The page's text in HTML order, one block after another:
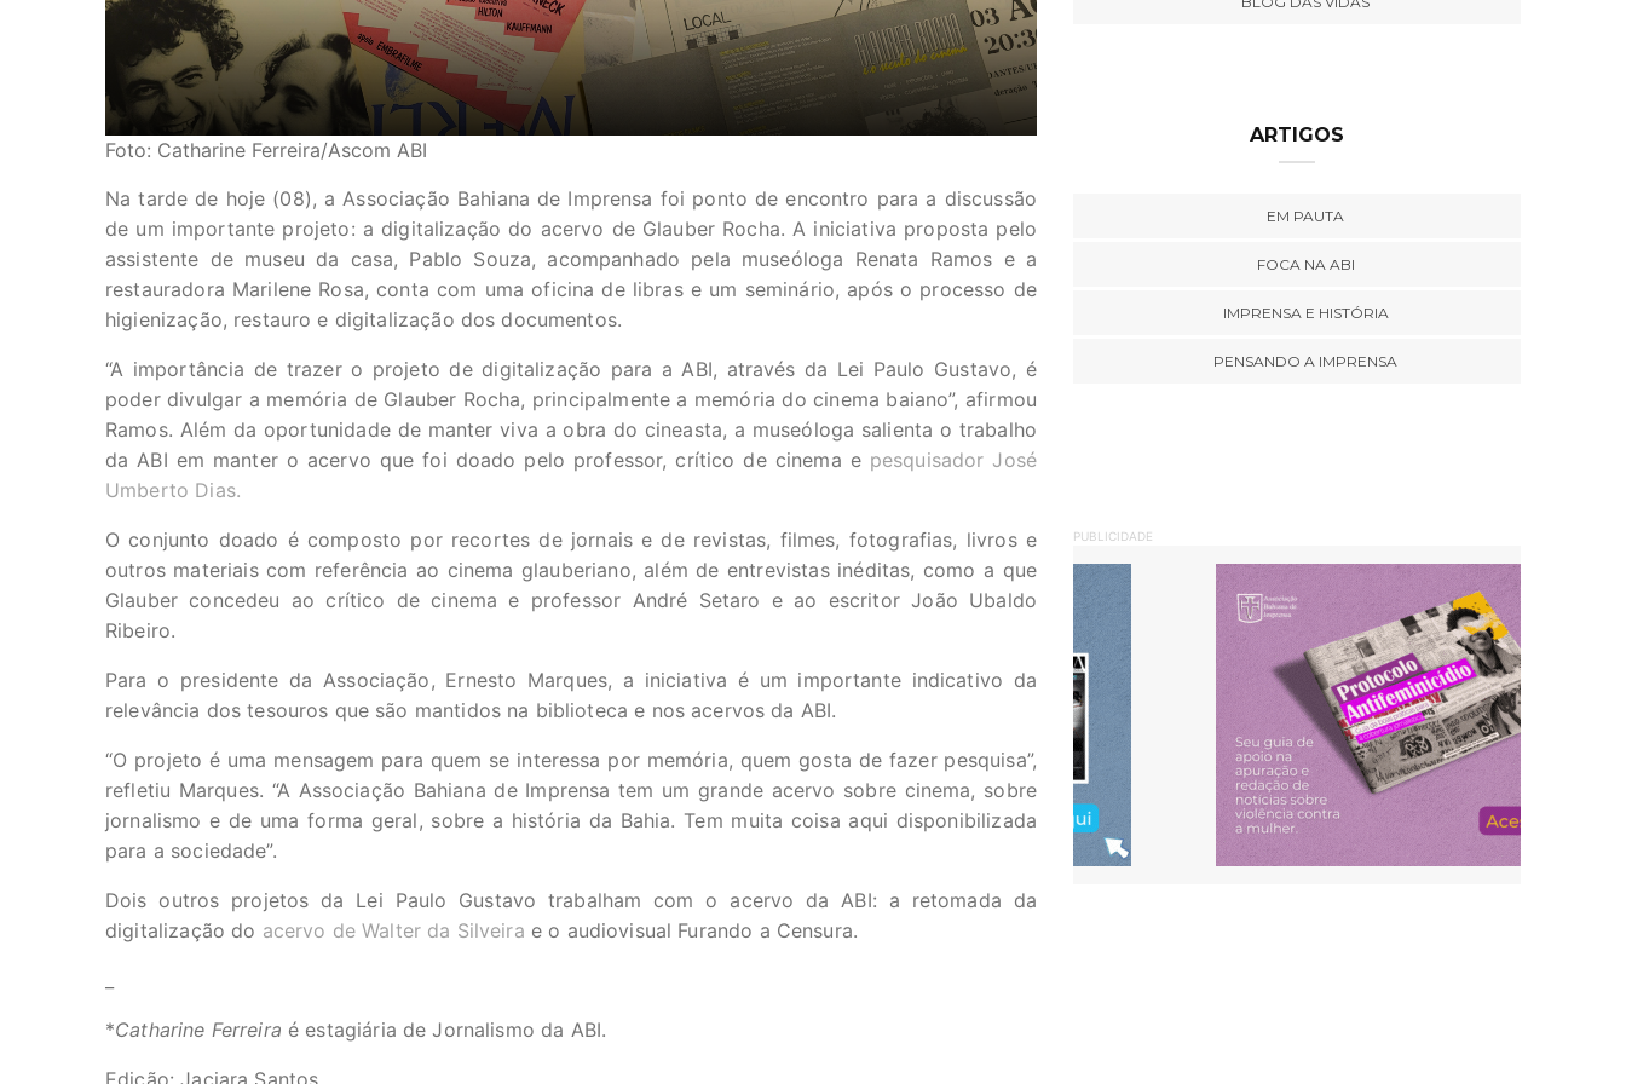
Foto: Catharine Ferreira/Ascom ABI
Na tarde de hoje (08), a Associação Bahiana de Imprensa foi ponto de encontro para a discussão
de um importante projeto: a digitalização do acervo de Glauber Rocha. A iniciativa proposta pelo
assistente de museu da casa, Pablo Souza, acompanhado pela museóloga Renata Ramos e a
restauradora Marilene Rosa, conta com uma oficina de libras e um seminário, após o processo de
higienização, restauro e digitalização dos documentos.
“A importância de trazer o projeto de digitalização para a ABI, através da Lei Paulo Gustavo, é
poder divulgar a memória de Glauber Rocha, principalmente a memória do cinema baiano”, afirmou
Ramos. Além da oportunidade de manter viva a obra do cineasta, a museóloga salienta o trabalho
da ABI em manter o acervo que foi doado pelo professor, crítico de cinema e pesquisador José
Umberto Dias.
O conjunto doado é composto por recortes de jornais e de revistas, filmes, fotografias, livros e
outros materiais com referência ao cinema glauberiano, além de entrevistas inéditas, como a que
Glauber concedeu ao crítico de cinema e professor André Setaro e ao escritor João Ubaldo
Ribeiro.
Para o presidente da Associação, Ernesto Marques, a iniciativa é um importante indicativo da
relevância dos tesouros que são mantidos na biblioteca e nos acervos da ABI.
“O projeto é uma mensagem para quem se interessa por memória, quem gosta de fazer pesquisa”,
refletiu Marques. “A Associação Bahiana de Imprensa tem um grande acervo sobre cinema, sobre
jornalismo e de uma forma geral, sobre a história da Bahia. Tem muita coisa aqui disponibilizada
para a sociedade”.
Dois outros projetos da Lei Paulo Gustavo trabalham com o acervo da ABI: a retomada da
digitalização do acervo de Walter da Silveira e o audiovisual Furando a Censura.
*Catharine Ferreira é estagiária de Jornalismo da ABI.
Edição: Jaciara Santos
ARTIGOS
EM PAUTA
FOCA NA ABI
IMPRENSA E HISTÓRIA
PENSANDO A IMPRENSA
PUBLICIDADE